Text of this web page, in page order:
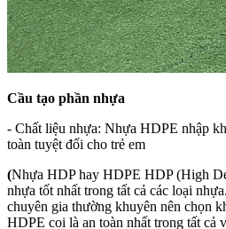
Cầu tạo phần nhựa
- Chất liệu nhựa: Nhựa HDPE nhập
toàn tuyệt đối cho trẻ em
(Nhựa HDP hay HDPE HDP (High
nhựa tốt nhất trong tất cả các loại
chuyên gia thường khuyên nên chọn
HDPE coi là an toàn nhất trong tất cả